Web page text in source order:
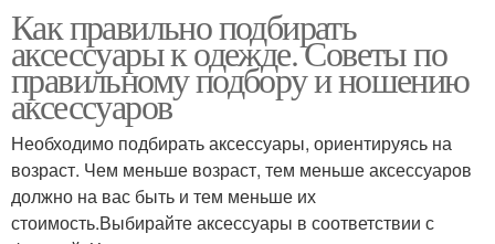
Как правильно подбирать
аксессуары к одежде. Советы по
правильному подбору и ношению
аксессуаров
Необходимо подбирать аксессуары, ориентируясь на
возраст. Чем меньше возраст, тем меньше аксессуаров
должно на вас быть и тем меньше их
стоимость.Выбирайте аксессуары в соответствии с